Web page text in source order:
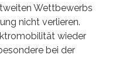
Wettbewerbs
nicht verlieren.
wieder
bei der